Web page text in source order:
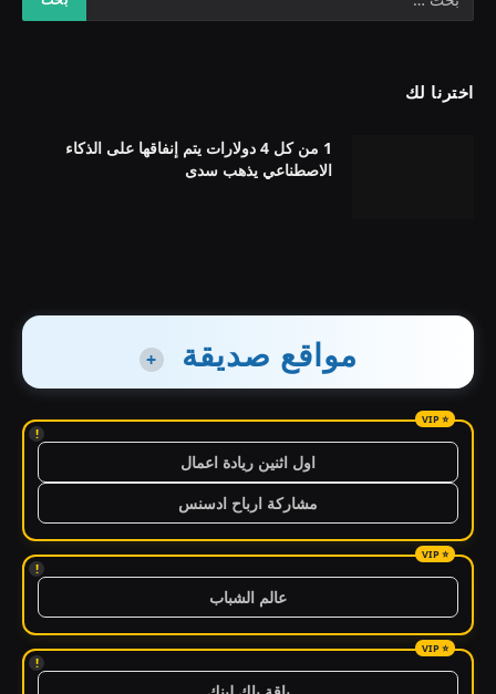
اخترنا لك
1 من كل 4 دولارات يتم إنفاقها على الذكاء
الاصطناعي يذهب سدى
مواقع صديقة +
!
اول اثنين ريادة اعمال
مشاركة ارباح ادسنس
!
عالم الشباب
!